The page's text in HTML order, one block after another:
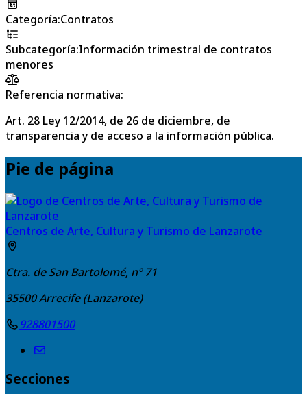
Categoría:Contratos
Subcategoría:Información trimestral de contratos
menores
Referencia normativa:
Art. 28 Ley 12/2014, de 26 de diciembre, de
transparencia y de acceso a la información pública.
Pie de página
Centros de Arte, Cultura y Turismo de Lanzarote
Ctra. de San Bartolomé, nº 71
35500Arrecife (Lanzarote)
928801500
Secciones